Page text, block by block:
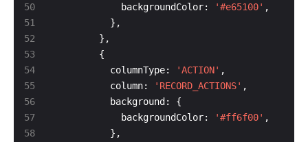
50
53
54
55
56
57
58
            backgroundColor:
'#e65100'
          columnType:
'ACTION'
          column:
'RECORD_ACTIONS'
            backgroundColor:
'#ff6f00'